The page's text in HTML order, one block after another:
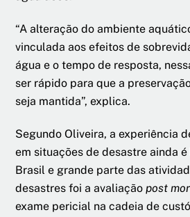
“A alteração do ambiente
vinculada aos efeitos de
água e o tempo de resposta,
ser rápido para que a
seja mantida”, explica.
Segundo Oliveira, a experiência
em situações de desastre ainda
Brasil e grande parte das
desastres foi a avaliaçãopost
exame pericial na cadeia de